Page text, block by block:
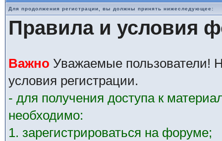
Для продолжения регистрации, вы должны принять нижеследующее:
Правила и условия
Важно Уважаемые пользователи!
условия регистрации.
- для получения доступа к
необходимо:
1. зарегистрироваться на форуме;